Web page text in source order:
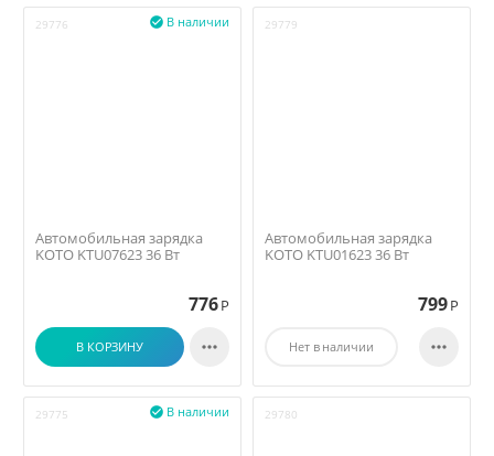
29776 В наличии

Автомобильная зарядка
KOTO KTU07623 36 Вт
776 Р
В КОРЗИНУ 
29779
Автомобильная зарядка
KOTO KTU01623 36 Вт
799 Р
Нет в наличии 
29775 В наличии
 29780